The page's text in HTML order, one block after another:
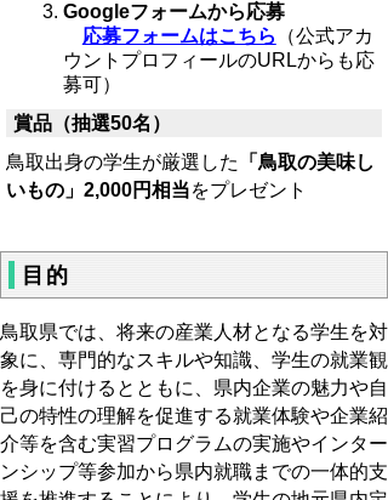
Googleフォームから応募
応募フォームはこちら
（公式アカ
ウントプロフィールのURLからも応
募可）
賞品（抽選50名）
鳥取出身の学生が厳選した
「鳥取の美味し
いもの」2,000円相当をプレゼント
目的
鳥取県では、将来の産業人材となる学生を対
象に、専門的なスキルや知識、学生の就業観
を身に付けるとともに、県内企業の魅力や自
己の特性の理解を促進する就業体験や企業紹
介等を含む実習プログラムの実施やインター
ンシップ等参加から県内就職までの一体的支